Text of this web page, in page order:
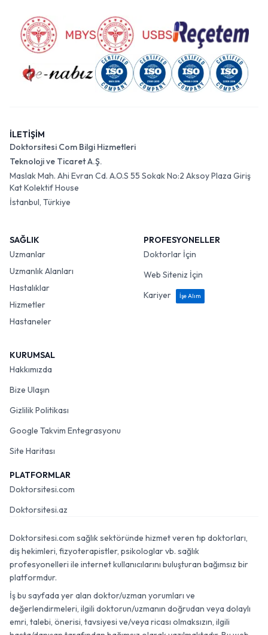
İLETİŞİM
Doktorsitesi Com Bilgi Hizmetleri
Teknoloji ve Ticaret A.Ş.
Maslak Mah. Ahi Evran Cd. A.O.S 55 Sokak No:2 Aksoy Plaza Giriş
Kat Kolektif House
İstanbul, Türkiye
SAĞLIK
Uzmanlar
Uzmanlık Alanları
Hastalıklar
Hizmetler
Hastaneler
PROFESYONELLER
Doktorlar İçin
Web Siteniz İçin
Kariyer
İşe Alım
KURUMSAL
Hakkımızda
Bize Ulaşın
Gizlilik Politikası
Google Takvim Entegrasyonu
Site Haritası
PLATFORMLAR
Doktorsitesi.com
Doktorsitesi.az
Doktorsitesi.com sağlık sektöründe hizmet veren tıp doktorları,
diş hekimleri, fizyoterapistler, psikologlar vb. sağlık
profesyonelleri ile internet kullanıcılarını buluşturan bağımsız bir
platformdur.
İş bu sayfada yer alan doktor/uzman yorumları ve
değerlendirmeleri, ilgili doktorun/uzmanın doğrudan veya dolaylı
emri, talebi, önerisi, tavsiyesi ve/veya ricası olmaksızın, ilgili